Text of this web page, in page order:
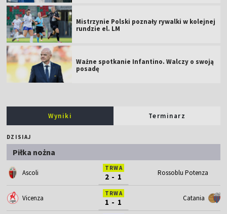
Mistrzynie Polski poznały rywalki w kolejnej
rundzie el. LM
Ważne spotkanie Infantino. Walczy o swoją
posadę
Wyniki Terminarz
DZISIAJ
Piłka nożna
Ascoli
TRWA
2 - 1 Rossoblu Potenza
Vicenza
TRWA
1 - 1 Catania